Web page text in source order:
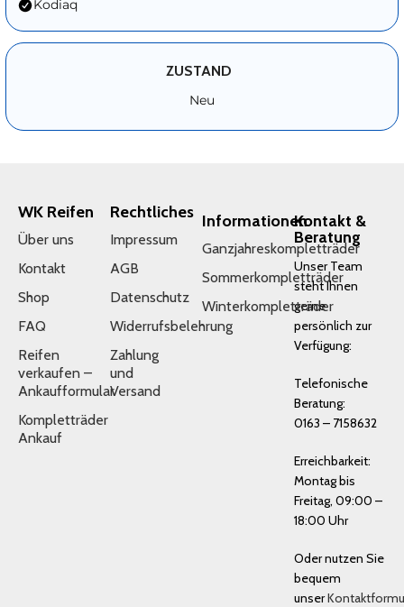
Kodiaq
ZUSTAND
Neu
WK Reifen
Über uns
Kontakt
Shop
FAQ
Reifen
verkaufen –
Ankaufformular
Kompletträder
Ankauf
Rechtliches
Impressum
AGB
Datenschutz
Widerrufsbelehrung
Zahlung
und
Versand
Informationen
Ganzjahreskompletträder
Sommerkompletträder
Winterkompletträder
Kontakt &
Beratung
Unser Team
steht Ihnen
gerne
persönlich zur
Verfügung:
Telefonische
Beratung:
0163 – 7158632
Erreichbarkeit:
Montag bis
Freitag, 09:00 –
18:00 Uhr
Oder nutzen Sie
bequem
unser